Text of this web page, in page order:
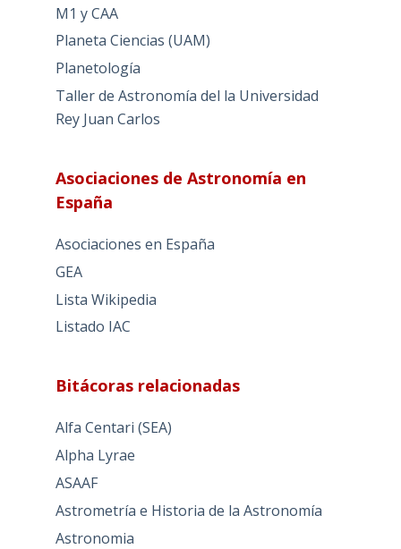
M1 y CAA
Planeta Ciencias (UAM)
Planetología
Taller de Astronomía del la Universidad
Rey Juan Carlos
Asociaciones de Astronomía en
España
Asociaciones en España
GEA
Lista Wikipedia
Listado IAC
Bitácoras relacionadas
Alfa Centari (SEA)
Alpha Lyrae
ASAAF
Astrometría e Historia de la Astronomía
Astronomia